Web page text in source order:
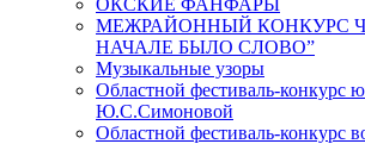
МЕЖРАЙОННЫЙ КОНКУРС
НАЧАЛЕ БЫЛО СЛОВО”
Музыкальные узоры
Областной фестиваль-конкурс
Ю.С.Симоновой
Областной фестиваль-конкурс